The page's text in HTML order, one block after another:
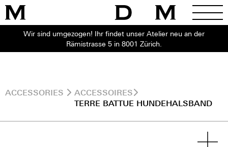
Wir sind umgezogen! Ihr findet unser Atelier neu an der
Rämistrasse 5 in 8001 Zürich.
ACCESSORIES
ACCESSOIRES
TERRE BATTUE HUNDEHALSBAND